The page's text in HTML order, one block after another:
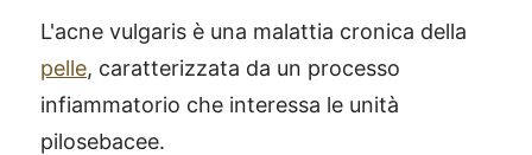
L'acne vulgaris è una malattia cronica della
pelle, caratterizzata da un processo
infiammatorio che interessa le unità
pilosebacee.